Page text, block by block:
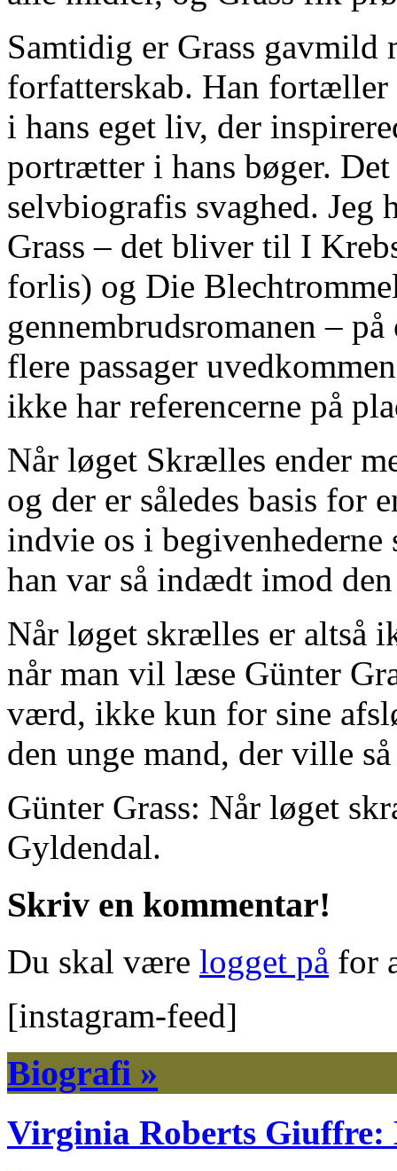
Samtidig er Grass gavmild
forfatterskab. Han fortæller
i hans eget liv, der
portrætter i hans bøger. Det
selvbiografis svaghed.
Grass – det bliver til I
forlis) og Die
gennembrudsromanen –
flere passager
ikke har referencerne på
Når løget Skrælles ender
og der er således basis for
indvie os i
han var så indædt imod
Når løget skrælles er altså
når man vil læse Günter
værd, ikke kun for sine
den unge mand, der ville
Günter Grass: Når løget
Gyldendal.
Skriv en kommentar!
Du skal være logget på for
[instagram-feed]
Biografi »
Virginia Roberts Giuffre: